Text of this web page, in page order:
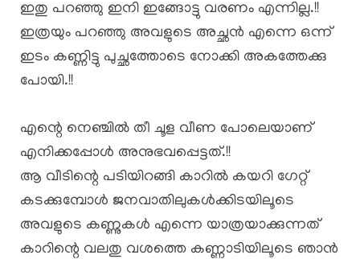
ഇതു പറഞ്ഞു ഇനി ഇങ്ങോട്ടു വരണം എന്നില്ല.!!
ഇത്രയും പറഞ്ഞു അവളുടെ അച്ഛൻ എന്നെ ഒന്ന്‌
ഇടം കണ്ണിട്ടു പുച്ഛത്തോടെ നോക്കി അകത്തേക്കു
പോയി.!!
എന്റെ നെഞ്ചിൽ തീ ചൂള വീണ പോലെയാണ്
എനിക്കപ്പോൾ അനുഭവപ്പെട്ടത്.!!
ആ വീടിന്റെ പടിയിറങ്ങി കാറിൽ കയറി ഗേറ്റ്
കടക്കുമ്പോൾ ജനവാതിലുകൾക്കിടയിലൂടെ
അവളുടെ കണ്ണുകൾ എന്നെ യാത്രയാക്കുന്നത്
കാറിന്റെ വലതു വശത്തെ കണ്ണാടിയിലൂടെ ഞാൻ